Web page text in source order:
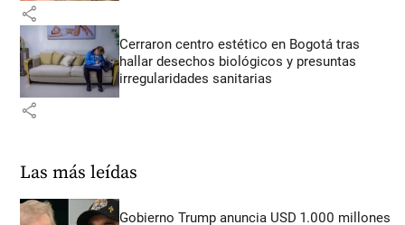
share
Cerraron centro estético en Bogotá tras
hallar desechos biológicos y presuntas
irregularidades sanitarias
share
Las más leídas
Gobierno Trump anuncia USD 1.000 millones